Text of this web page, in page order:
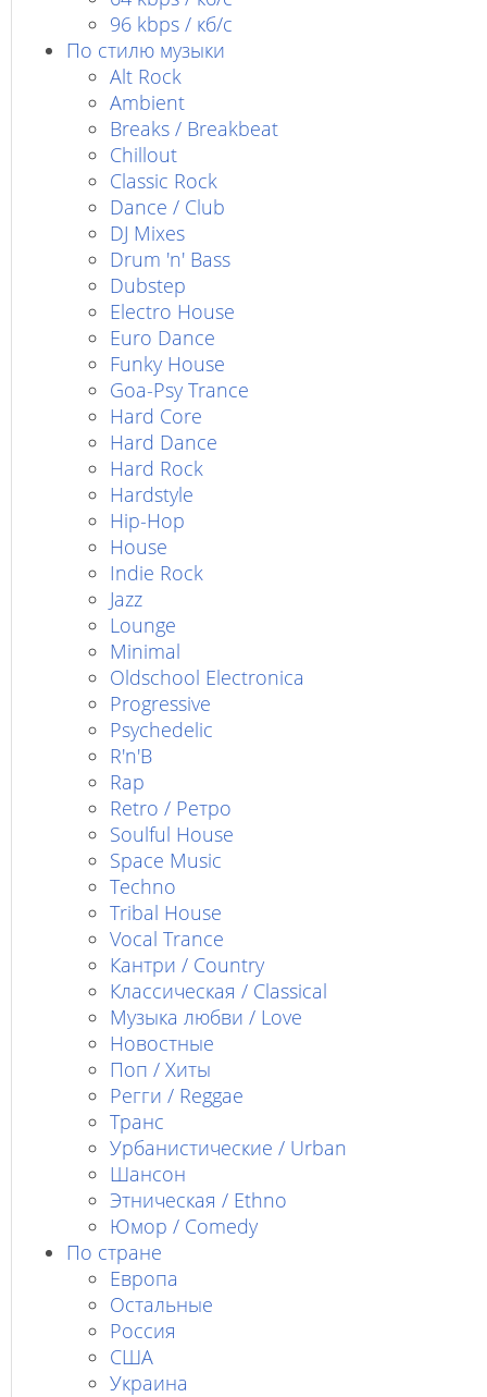
96 kbps / кб/c
По стилю музыки
Alt Rock
Ambient
Breaks / Breakbeat
Chillout
Classic Rock
Dance / Club
DJ Mixes
Drum 'n' Bass
Dubstep
Electro House
Euro Dance
Funky House
Goa-Psy Trance
Hard Core
Hard Dance
Hard Rock
Hardstyle
Hip-Hop
House
Indie Rock
Jazz
Lounge
Minimal
Oldschool Electronica
Progressive
Psychedelic
R'n'B
Rap
Retro / Ретро
Soulful House
Space Music
Techno
Tribal House
Vocal Trance
Кантри / Country
Классическая / Classical
Музыка любви / Love
Новостные
Поп / Хиты
Регги / Reggae
Транс
Урбанистические / Urban
Шансон
Этническая / Ethno
Юмор / Comedy
По стране
Европа
Остальные
Россия
США
Украина